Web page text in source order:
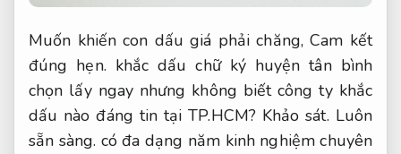
Muốn khiến con dấu giá phải chăng,Cam kết
đúng hẹn. khắc dấu chữ ký huyện tân bình
chọn lấy ngay nhưng không biết công ty khắc
dấu nào đáng tin tại TP.HCM? Khảo sát. Luôn
sẵn sàng. có đa dạng năm kinh nghiệm chuyên